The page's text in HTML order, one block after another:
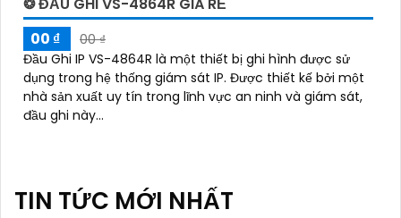
00 ₫
00 ₫
Đầu Ghi IP VS-4864R là một thiết bị ghi hình được sử
dụng trong hệ thống giám sát IP. Được thiết kế bởi một
nhà sản xuất uy tín trong lĩnh vực an ninh và giám sát,
đầu ghi này...
TIN TỨC MỚI NHẤT